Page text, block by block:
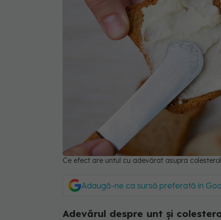
Ce efect are untul cu adevărat asupra
Adaugă-ne ca sursă preferată în
Adevărul despre unt și